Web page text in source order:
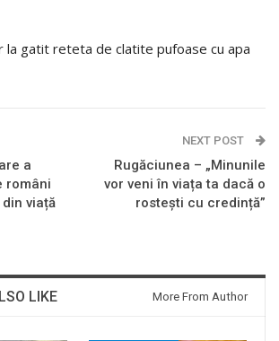
la gatit reteta de clatite pufoase cu apa
a
români
viață
NEXT POST
Rugăciunea – „Minunile
vor veni în viața ta dacă o
rostești cu credință”
LIKE More From Author